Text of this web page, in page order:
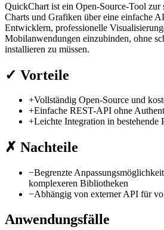
QuickChart ist ein Open-Source-Tool zur
Charts und Grafiken über eine einfache
Entwicklern, professionelle
Mobilanwendungen einzubinden, ohne
installieren zu müssen.
✓ Vorteile
+Vollständig Open-Source und
+Einfache REST-API ohne
+Leichte Integration in bestehende
✗ Nachteile
−Begrenzte
komplexeren Bibliotheken
−Abhängig von externer API für
Anwendungsfälle